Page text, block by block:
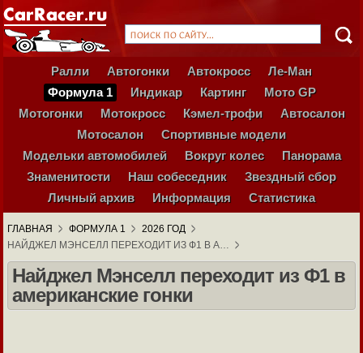
Ралли Автогонки Автокросс
Ле-Ман
Формула 1
Индикар Картинг
Мото GP
Мотогонки
Мотокросс Кэмел-трофи
Автосалон
Мотосалон
Спортивные модели
Модельки автомобилей
Вокруг колес
Панорама
Знаменитости
Наш собеседник
Звездный сбор
Личный архив
Информация Статистика
ГЛАВНАЯ ФОРМУЛА 1
2026 ГОД
НАЙДЖЕЛ МЭНСЕЛЛ ПЕРЕХОДИТ ИЗ Ф1 В А…
Найджел Мэнселл переходит из Ф1 в
американские гонки